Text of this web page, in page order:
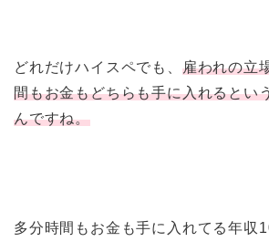
どれだけハイスペでも、 雇われの立
間もお金もどちらも手に入れるとい
んですね。
多分時間もお金も手に入れてる年収